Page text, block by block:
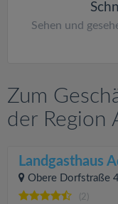
Sehen und
Zum
der Region
Landgasthaus
Obere Dorfstraße
(2)